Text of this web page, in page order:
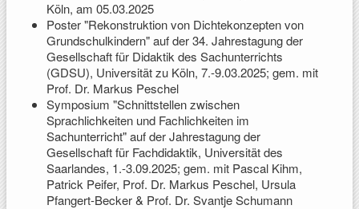
Köln, am 05.03.2025
Poster "Rekonstruktion von Dichtekonzepten von
Grundschulkindern" auf der 34. Jahrestagung der
Gesellschaft für Didaktik des Sachunterrichts
(GDSU), Universität zu Köln, 7.-9.03.2025; gem. mit
Prof. Dr. Markus Peschel
Symposium "Schnittstellen zwischen
Sprachlichkeiten und Fachlichkeiten im
Sachunterricht" auf der Jahrestagung der
Gesellschaft für Fachdidaktik, Universität des
Saarlandes, 1.-3.09.2025; gem. mit Pascal Kihm,
Patrick Peifer, Prof. Dr. Markus Peschel, Ursula
Pfangert-Becker & Prof. Dr. Svantje Schumann